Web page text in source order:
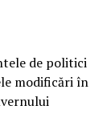
de politici
modificări în